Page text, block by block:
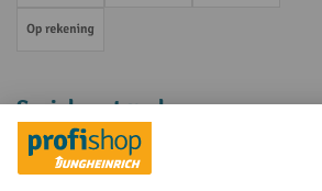
Op rekening
Sociale netwerken
Facebook
YouTube
LinkedInInstagram